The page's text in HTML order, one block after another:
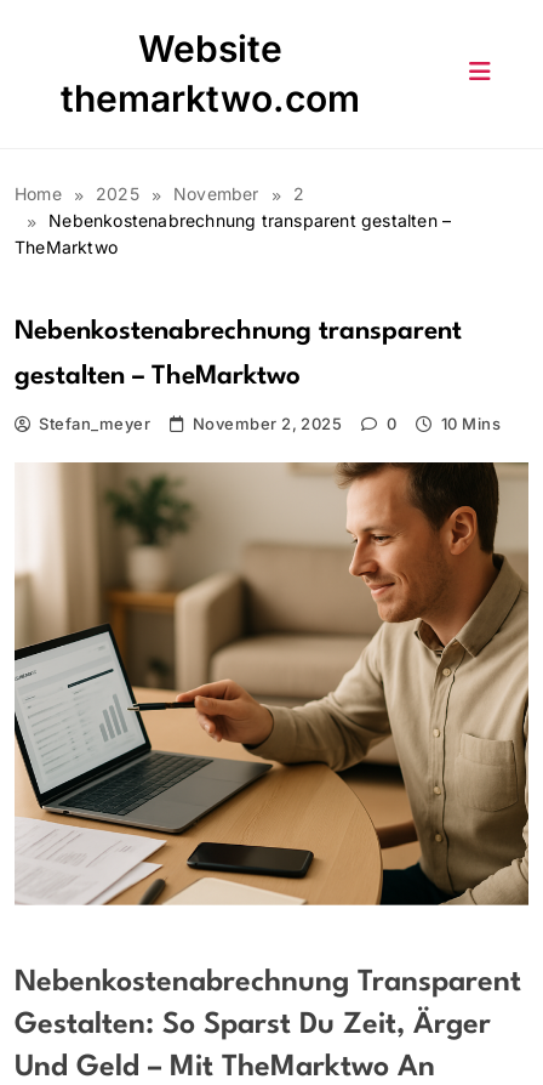
Website
themarktwo.com
Home 2025 November
2
Nebenkostenabrechnung transparent gestalten –
TheMarktwo
Nebenkostenabrechnung transparent
gestalten – TheMarktwo
Stefan_meyer November 2, 2025 0 10 Mins
Nebenkostenabrechnung Transparent
Gestalten: So Sparst Du Zeit, Ärger
Und Geld – Mit TheMarktwo An